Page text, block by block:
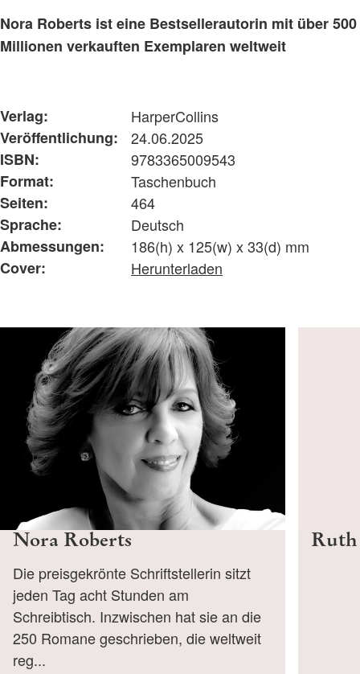
Nora Roberts ist eine Bestsellerautorin mit über 500
Millionen verkauften Exemplaren weltweit
Verlag:
HarperCollins
Veröffentlichung:
24.06.2025
ISBN:
9783365009543
Format:
Taschenbuch
Seiten:
464
Sprache:
Deutsch
Abmessungen:
186(h) x 125(w) x 33(d) mm
Cover:
Herunterladen
Nora Roberts
Die preisgekrönte Schriftstellerin sitzt
jeden Tag acht Stunden am
Schreibtisch. Inzwischen hat sie an die
250 Romane geschrieben, die weltweit
reg...